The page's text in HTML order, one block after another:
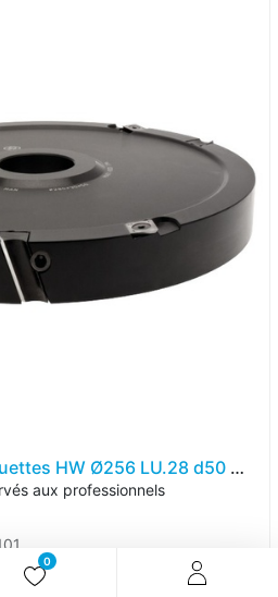
0
P.O. à tenonner à plaquettes HW Ø256 LU.28 d50 Z3+3 Biaise négative Rot.Droite Tr.Dessus
aux professionnels